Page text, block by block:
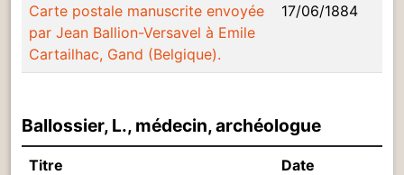
Carte postale manuscrite envoyée
par Jean Ballion-Versavel à Emile
Cartailhac, Gand (Belgique).
17/06/1884
Ballossier, L., médecin, archéologue
Titre Date